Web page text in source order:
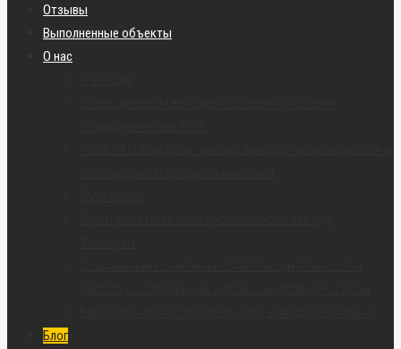
Отзывы
Выполненные объекты
О нас
Блог